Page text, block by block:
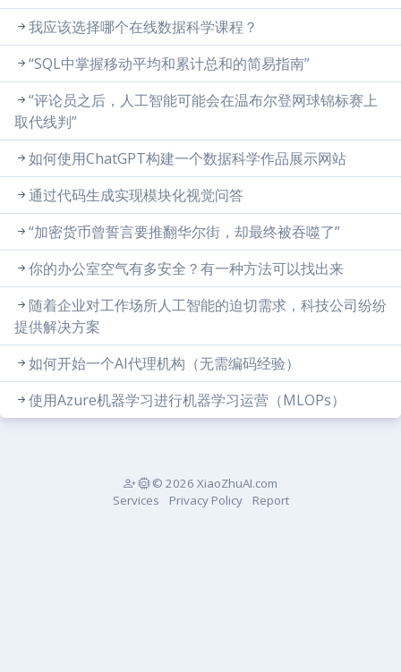
我应该选择哪个在线数据科学课程？
“SQL中掌握移动平均和累计总和的简易指南”
“评论员之后，人工智能可能会在温布尔登网球锦标赛上
取代线判”
如何使用ChatGPT构建一个数据科学作品展示网站
通过代码生成实现模块化视觉问答
“加密货币曾誓言要推翻华尔街，却最终被吞噬了”
你的办公室空气有多安全？有一种方法可以找出来
随着企业对工作场所人工智能的迫切需求，科技公司纷纷
提供解决方案
如何开始一个AI代理机构（无需编码经验）
使用Azure机器学习进行机器学习运营（MLOPs）
© 2026 XiaoZhuAI.com
Services
Privacy Policy Report